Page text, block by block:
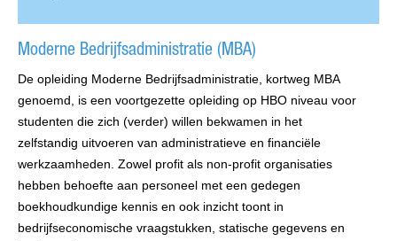
Moderne Bedrijfsadministratie (MBA)
De opleiding Moderne Bedrijfsadministratie, kortweg MBA
genoemd, is een voortgezette opleiding op HBO niveau voor
studenten die zich (verder) willen bekwamen in het
zelfstandig uitvoeren van administratieve en financiële
werkzaamheden. Zowel profit als non-profit organisaties
hebben behoefte aan personeel met een gedegen
boekhoudkundige kennis en ook inzicht toont in
bedrijfseconomische vraagstukken, statische gegevens en